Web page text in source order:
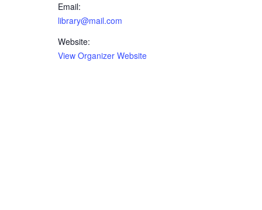
Email:
library@mail.com
Website:
View Organizer Website